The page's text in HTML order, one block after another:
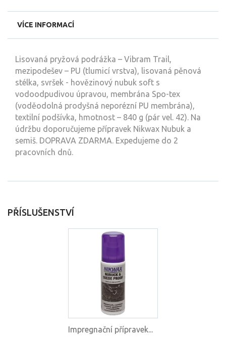
VÍCE INFORMACÍ
Lisovaná pryžová podrážka – Vibram Trail,
mezipodešev – PU (tlumicí vrstva), lisovaná pěnová
stélka, svršek - hovězinový nubuk soft s
vodoodpudivou úpravou, membrána Spo-tex
(voděodolná prodyšná neporézní PU membrána),
textilní podšívka, hmotnost – 840 g (pár vel. 42). Na
údržbu doporučujeme přípravek Nikwax Nubuk a
semiš. DOPRAVA ZDARMA. Expedujeme do 2
pracovních dnů.
PŘÍSLUŠENSTVÍ
Impregnační přípravek...